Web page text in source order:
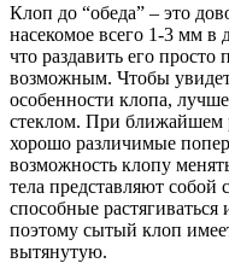
Клоп до “обеда” – это
насекомое всего 1-3 мм в
что раздавить его просто
возможным. Чтобы
особенности клопа,
стеклом. При ближайшем
хорошо различимые
возможность клопу
тела представляют собой
способные
поэтому сытый клоп
вытянутую.